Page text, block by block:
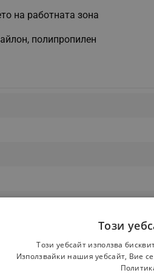
на работната зона
полипропилен
Машина
Този
Този уебсайт използва
Използвайки нашия уебсайт, Вие